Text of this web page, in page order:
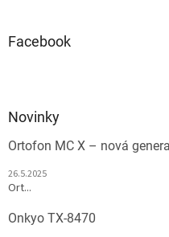
Facebook
Novinky
Ortofon MC X – nová
26.5.2025
Ort...
Onkyo TX-8470